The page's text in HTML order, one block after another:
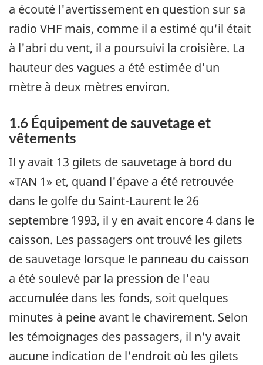
a écouté l'avertissement en question sur sa
radio VHF mais, comme il a estimé qu'il était
à l'abri du vent, il a poursuivi la croisière. La
hauteur des vagues a été estimée d'un
mètre à deux mètres environ.
1.6 Équipement de sauvetage et
vêtements
Il y avait 13 gilets de sauvetage à bord du
«TAN 1» et, quand l'épave a été retrouvée
dans le golfe du Saint-Laurent le 26
septembre 1993, il y en avait encore 4 dans le
caisson. Les passagers ont trouvé les gilets
de sauvetage lorsque le panneau du caisson
a été soulevé par la pression de l'eau
accumulée dans les fonds, soit quelques
minutes à peine avant le chavirement. Selon
les témoignages des passagers, il n'y avait
aucune indication de l'endroit où les gilets